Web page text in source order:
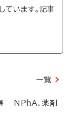
ています。記事
一覧
書 NPhA、薬剤